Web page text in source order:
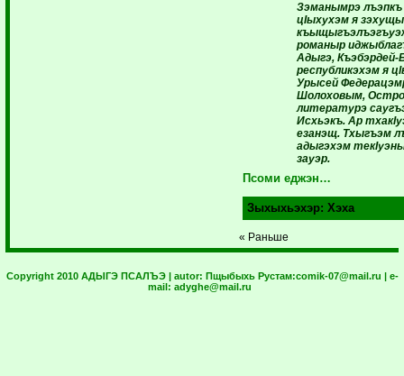
Зэманымрэ
цIыхухэм я
романыр
Адыгэ,
республикэхэм я
Урысей
Шолоховым,
литературэ
Исхьэкъ. Ар
езанэщ. Тхыгъэм
адыгэхэм
зауэр.
Псоми еджэн…
Зыхыхьэхэр: Хэха
« Раньше
Copyright 2010 АДЫГЭ ПСАЛЪЭ | autor: Пщыбыхь Рустам:comik-07@mail.ru | e-
mail: adyghe@mail.ru